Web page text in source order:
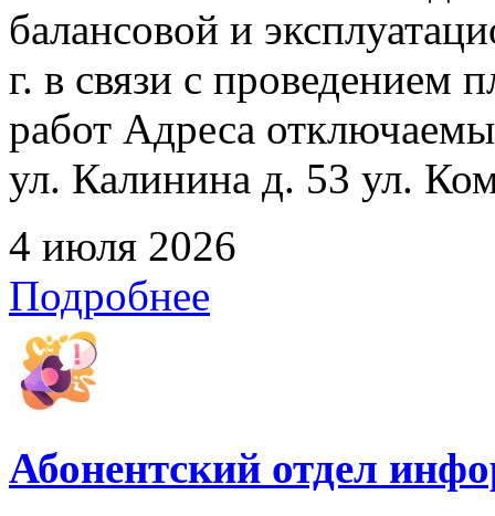
балансовой и
г. в связи с проведением
работ Адреса
ул. Калинина д. 53 ул.
4 июля 2026
Подробнее
Абонентский отдел